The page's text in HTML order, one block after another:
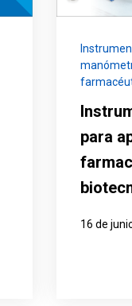
para
16 de